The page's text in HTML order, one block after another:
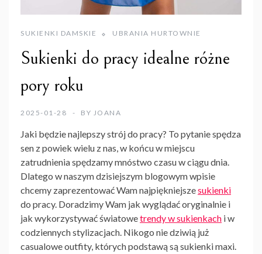
SUKIENKI DAMSKIE UBRANIA HURTOWNIE
Sukienki do pracy idealne różne
pory roku
2025-01-28 BY JOANA
Jaki będzie najlepszy strój do pracy? To pytanie spędza
sen z powiek wielu z nas, w końcu w miejscu
zatrudnienia spędzamy mnóstwo czasu w ciągu dnia.
Dlatego w naszym dzisiejszym blogowym wpisie
chcemy zaprezentować Wam najpiękniejszesukienki
do pracy. Doradzimy Wam jak wyglądać oryginalnie i
jak wykorzystywać światowetrendy w sukienkach i w
codziennych stylizacjach. Nikogo nie dziwią już
casualowe outfity, których podstawą sąsukienkimaxi.